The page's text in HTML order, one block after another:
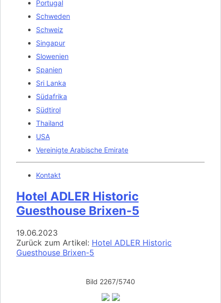
Portugal
Schweden
Schweiz
Singapur
Slowenien
Spanien
Sri Lanka
Südafrika
Südtirol
Thailand
USA
Vereinigte Arabische Emirate
Kontakt
Hotel ADLER Historic
Guesthouse Brixen-5
19.06.2023
Zurück zum Artikel: Hotel ADLER Historic
Guesthouse Brixen-5
Bild 2267/5740